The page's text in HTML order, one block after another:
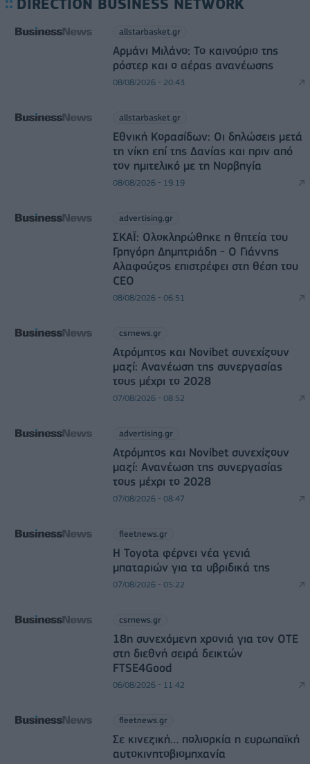
DIRECTION BUSINESS NETWORK
allstarbasket.gr
Αρμάνι Μιλάνο: Το καινούριο της
ρόστερ και ο αέρας ανανέωσης
08/08/2026 - 20:43
allstarbasket.gr
Εθνική Κορασίδων: Οι δηλώσεις μετά
τη νίκη επί της Δανίας και πριν από
τον ημιτελικό με τη Νορβηγία
08/08/2026 - 19:19
advertising.gr
ΣΚΑΪ: Ολοκληρώθηκε η θητεία του
Γρηγόρη Δημητριάδη - Ο Γιάννης
Αλαφούζος επιστρέφει στη θέση του
CEO
08/08/2026 - 06:51
csrnews.gr
Ατρόμητος και Novibet συνεχίζουν
μαζί: Ανανέωση της συνεργασίας
τους μέχρι το 2028
07/08/2026 - 08:52
advertising.gr
Ατρόμητος και Novibet συνεχίζουν
μαζί: Ανανέωση της συνεργασίας
τους μέχρι το 2028
07/08/2026 - 08:47
fleetnews.gr
Η Toyota φέρνει νέα γενιά
μπαταριών για τα υβριδικά της
07/08/2026 - 05:22
csrnews.gr
18η συνεχόμενη χρονιά για τον ΟΤΕ
στη διεθνή σειρά δεικτών
FTSE4Good
06/08/2026 - 11:42
fleetnews.gr
Σε κινεζική… πολιορκία η ευρωπαϊκή
αυτοκινητοβιομηχανία